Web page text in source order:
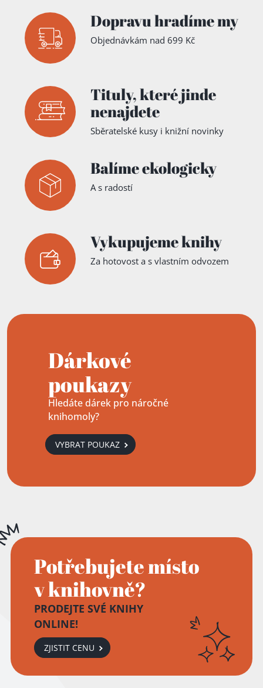
Dopravu hradíme my
Objednávkám nad 699 Kč
Tituly,které jinde
nenajdete
Sběratelské kusy i knižní novinky
Balíme ekologicky
A s radostí
Vykupujeme knihy
Za hotovost a s vlastním odvozem
Dárkové
poukazy
Hledáte dárek pro náročné
knihomoly?
VYBRAT POUKAZ
Potřebujete místo
v knihovně?
PRODEJTE SVÉ KNIHY
ONLINE!
ZJISTIT CENU